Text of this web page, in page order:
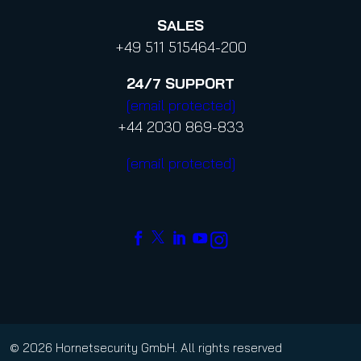
SALES
+49 511 515464-200
24/7 SUPPORT
[email protected]
+44 2030 869-833
[email protected]
© 2026 Hornetsecurity GmbH. All rights reserved